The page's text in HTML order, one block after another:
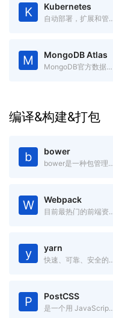
K Kubernetes
自动部署，扩展和管理
M MongoDB Atlas
MongoDB官方数据库服务, 500M免费空间
编译&构建&打包
b bower
bower是一种包管理器,它可用于搜索、安装和卸载如JavaScript、HTML、CSS之类的网络资源。
W Webpack
目前最热门的前端资
y yarn
快速、可靠、
P PostCSS
是一个用 JavaScript 工具